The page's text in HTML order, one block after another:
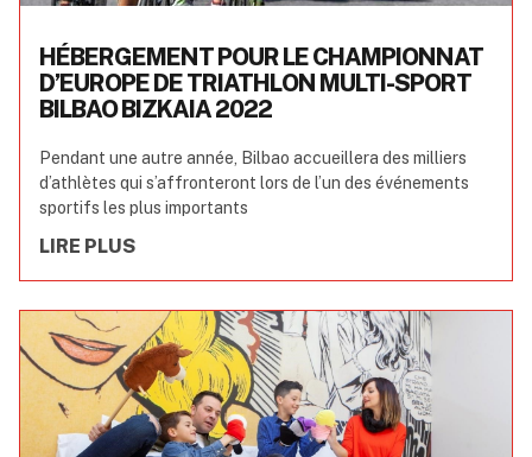
HÉBERGEMENT POUR LE CHAMPIONNAT
D’EUROPE DE TRIATHLON MULTI-SPORT
BILBAO BIZKAIA 2022
Pendant une autre année, Bilbao accueillera des milliers
d’athlètes qui s’affronteront lors de l’un des événements
sportifs les plus importants
LIRE PLUS